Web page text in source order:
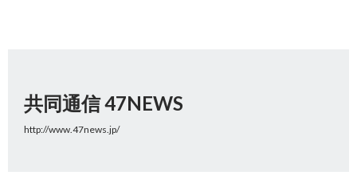
共同通信 47NEWS
http://www.47news.jp/